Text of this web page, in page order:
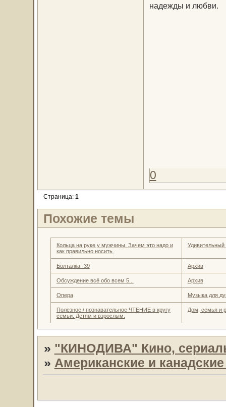
надежды и любви.
0
Страница: 1
Похожие темы
Кольца на руке у мужчины. Зачем это надо и
как правильно носить.
Болталка -39 Архив
Обсуждение всё обо всем 5... Архив
Опера Музыка для
Полезное / познавательное ЧТЕНИЕ в кругу
семьи. Детям и взрослым.
Дом, семья и
» "КИНОДИВА" Кино,
» Американские и